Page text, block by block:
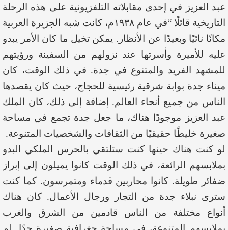
عبد العزيز في إحدى مقابلاته التلفزيونية على هذه الرحلة
التاريخية قائلًا “في عام ١٩٣٨م، كانت شبه الجزيرة العربية
مكانًا نائيًا وبعيدًا عن الأنظار. يمكن تخيل ما كان الأمر يبدو
عليه للأميرة وأسرتها عند نزولهم من السفينة ورؤيتهم
للمشهد الفريد والمتنوع في جدة. في ذلك الوقت، كان
ميناء جدة بوابة شرقية رئيسية للحجاج، حيث كان يقصدها
الناس من جميع أنحاء العالم. إضافة إلى ذلك، كان الملك
عبد العزيز موجودًا هناك، ما جعل جدة تجمع في مساحة
صغيرة خليطًا حقيقيًا من الثقافات والشخصيات المتنوعة.
لو كنت هناك حينها كنت ستلتقي بالحرس الملكي البدو
بملابسهم الرائعة، في ذلك الوقت كانوا يميلون إلى إبراز
ضفائر طويلة. كانوا محاربين قدماء ومتمرسون. كما كنت
سترى نبلاء جدة من التجار ورجال الأعمال. كان هناك
أنواع مختلفة من الناس قادمين من الشرق والغرب